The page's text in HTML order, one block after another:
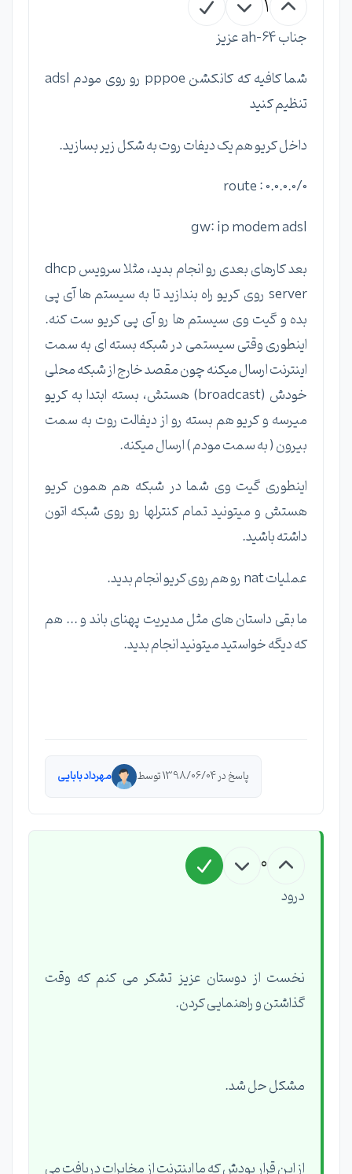
1
جناب ah-64 عزیز
شما کافیه که کانکشن pppoe رو روی مودم adsl
تنظیم کنید
داخل کریو هم یک دیفات روت به شکل زیر بسازید.
route : 0.0.0.0/0
gw: ip modem adsl
بعد کارهای بعدی رو انجام بدید، مثلا سرویس dhcp
server روی کریو راه بندازید تا به سیستم ها آی پی
بده و گیت وی سیستم ها رو آی پی کریو ست کنه.
اینطوری وقتی سیستمی در شبکه بسته ای به سمت
اینترنت ارسال میکنه چون مقصد خارج از شبکه محلی
خودش (broadcast) هستش، بسته ابتدا به کریو
میرسه و کریو هم بسته رو از دیفالت روت به سمت
بیرون ( به سمت مودم ) ارسال میکنه.
اینطوری گیت وی شما در شبکه هم همون کریو
هستش و میتونید تمام کنترلها رو روی شبکه اتون
داشته باشید.
عملیات nat رو هم روی کریو انجام بدید.
ما بقی داستان های مثل مدیریت پهنای باند و ... هم
که دیگه خواستید میتونید انجام بدید.
پاسخ در 1398/06/04 توسط مهرداد بابایی
0
درود
نخست از دوستان عزیز تشکر می کنم که وقت
گذاشتن و راهنمایی کردن.
مشکل حل شد.
از این قرار بودش که ما اینترنت از مخابرات دریافت می